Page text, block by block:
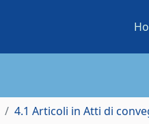
4.1 Articoli in Atti di